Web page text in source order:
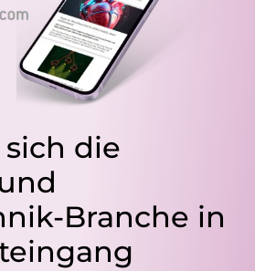
sich die
Branche in